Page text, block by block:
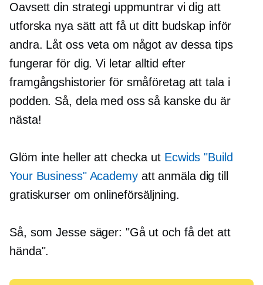
Oavsett din strategi uppmuntrar vi dig att
utforska nya sätt att få ut ditt budskap inför
andra. Låt oss veta om något av dessa tips
fungerar för dig. Vi letar alltid efter
framgångshistorier för småföretag att tala i
podden. Så, dela med oss ​​så kanske du är
nästa!
Glöm inte heller att checka ut Ecwids "Build
Your Business" Academyatt anmäla dig till
gratiskurser om onlineförsäljning.
Så, som Jesse säger: "Gå ut och få det att
hända".